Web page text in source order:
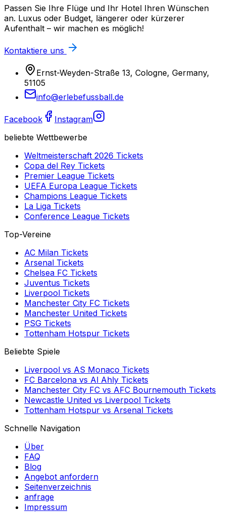
Passen Sie Ihre Flüge und Ihr Hotel Ihren Wünschen
an. Luxus oder Budget, längerer oder kürzerer
Aufenthalt – wir machen es möglich!
Kontaktiere uns
Ernst-Weyden-Straße 13, Cologne, Germany,
51105
info@erlebefussball.de
Facebook
Instagram
beliebte Wettbewerbe
Weltmeisterschaft 2026 Tickets
Copa del Rey Tickets
Premier League Tickets
UEFA Europa League Tickets
Champions League Tickets
La Liga Tickets
Conference League Tickets
Top-Vereine
AC Milan Tickets
Arsenal Tickets
Chelsea FC Tickets
Juventus Tickets
Liverpool Tickets
Manchester City FC Tickets
Manchester United Tickets
PSG Tickets
Tottenham Hotspur Tickets
Beliebte Spiele
Liverpool vs AS Monaco Tickets
FC Barcelona vs Al Ahly Tickets
Manchester City FC vs AFC Bournemouth Tickets
Newcastle United vs Liverpool Tickets
Tottenham Hotspur vs Arsenal Tickets
Schnelle Navigation
Über
FAQ
Blog
Angebot anfordern
Seitenverzeichnis
anfrage
Impressum